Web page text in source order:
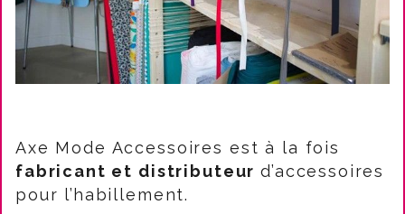
Axe Mode Accessoires est à la fois
fabricant et distributeurd’accessoires
pour l’habillement.